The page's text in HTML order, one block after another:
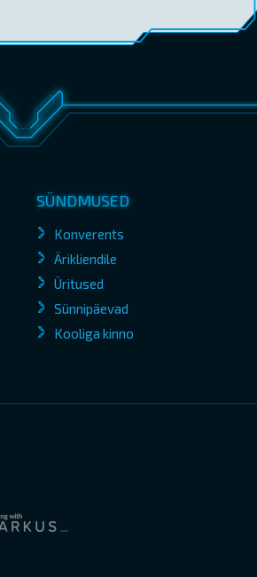
SÜNDMUSED
Konverents
Ärikliendile
Üritused
Sünnipäevad
Kooliga kinno